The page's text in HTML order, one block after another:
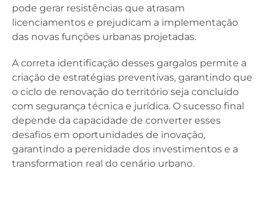
pode gerar resistências que atrasam
licenciamentos e prejudicam a implementação
das novas funções urbanas projetadas.
A correta identificação desses gargalos permite a
criação de estratégias preventivas, garantindo que
o ciclo de renovação do território seja concluído
com segurança técnica e jurídica. O sucesso final
depende da capacidade de converter esses
desafios em oportunidades de inovação,
garantindo a perenidade dos investimentos e a
transformation real do cenário urbano.